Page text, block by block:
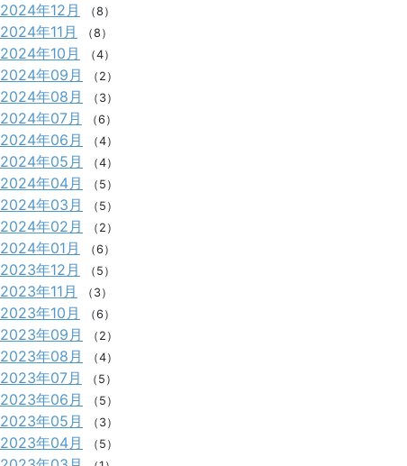
2024年12月 （8）
2024年11月 （8）
2024年10月 （4）
2024年09月 （2）
2024年08月 （3）
2024年07月 （6）
2024年06月 （4）
2024年05月 （4）
2024年04月 （5）
2024年03月 （5）
2024年02月 （2）
2024年01月 （6）
2023年12月 （5）
2023年11月 （3）
2023年10月 （6）
2023年09月 （2）
2023年08月 （4）
2023年07月 （5）
2023年06月 （5）
2023年05月 （3）
2023年04月 （5）